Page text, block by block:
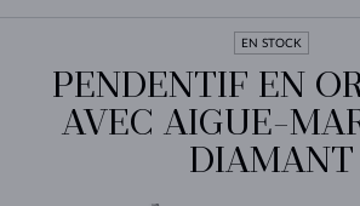
EN STOCK
PENDENTIF EN
AVEC AIGUE-
DIAMANT